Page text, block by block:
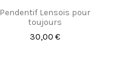
Pendentif Lensois pour
toujours
30,00 €